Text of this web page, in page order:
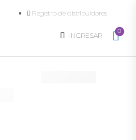
Registro de distribuidores
INGRESAR
0